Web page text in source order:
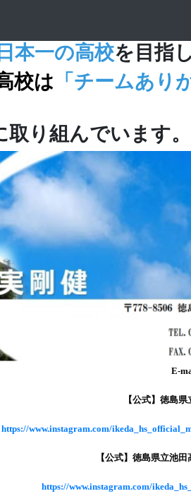
本一の高校を目指
校は 「チームあり
り組んでいます。
E-
【公式】徳島
https://www.instagram.com/
【公式】徳島県立池
https://www.instagram.com/